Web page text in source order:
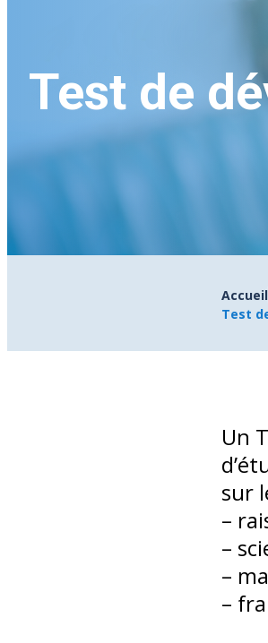
Test de
Accueil
Test
Un
sur
–
–
–
–